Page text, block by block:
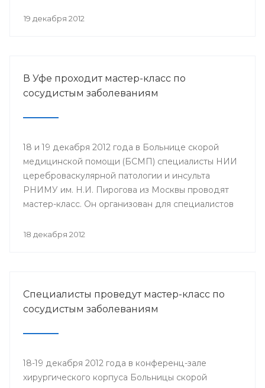
19 декабря 2012
В Уфе проходит мастер-класс по
сосудистым заболеваниям
18 и 19 декабря 2012 года в Больнице скорой
медицинской помощи (БСМП) специалисты НИИ
цереброваскулярной патологии и инсульта
РНИМУ им. Н.И. Пирогова из Москвы проводят
мастер-класс. Он организован для специалистов
сосудистых центров и первичных сосудистых
медицинской помощи населению.
18 декабря 2012
Специалисты проведут мастер-класс по
сосудистым заболеваниям
18-19 декабря 2012 года в конференц-зале
хирургического корпуса Больницы скорой